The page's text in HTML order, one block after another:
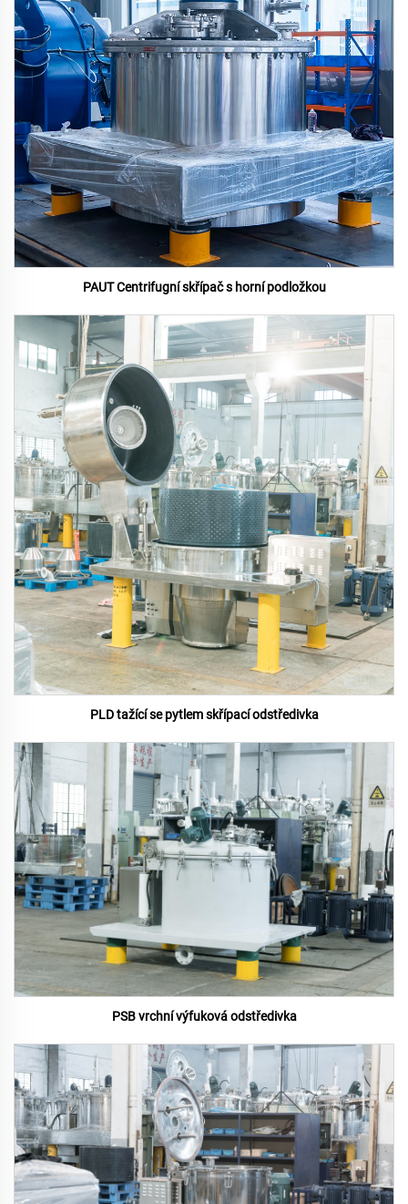
PAUT Centrifugní skřípač s horní podložkou
PLD tažící se pytlem skřípací odstředivka
PSB vrchní výfuková odstředivka